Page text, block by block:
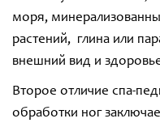
моря,
растений, глина или
внешний вид и
Второе отличие спа-
обработки ног